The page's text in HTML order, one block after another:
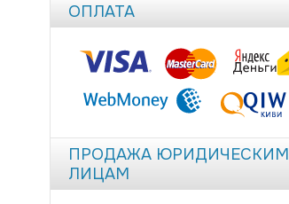
ОПЛАТА
ПРОДАЖА ЮРИДИЧЕСКИМ
ЛИЦАМ